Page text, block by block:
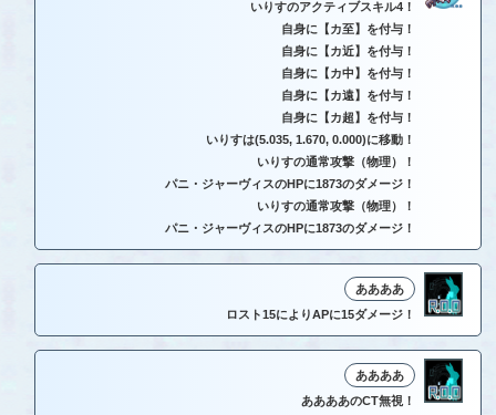
いりすのアクティブスキル4！
自身に【カ至】を付与！
自身に【カ近】を付与！
自身に【カ中】を付与！
自身に【カ遠】を付与！
自身に【カ超】を付与！
いりすは(5.035, 1.670, 0.000)に移動！
いりすの通常攻撃（物理）！
パニ・ジャーヴィスのHPに1873のダメージ！
いりすの通常攻撃（物理）！
パニ・ジャーヴィスのHPに1873のダメージ！
ああああ
ロスト15によりAPに15ダメージ！
ああああ
ああああのCT無視！